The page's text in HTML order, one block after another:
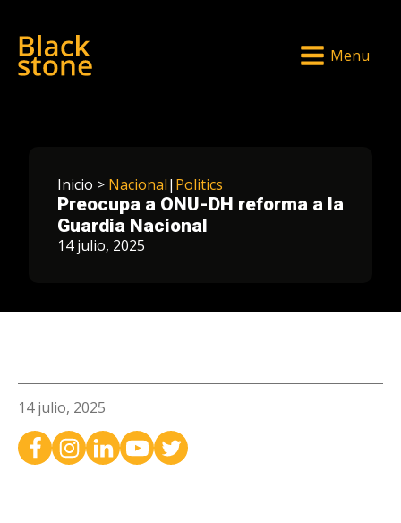
Menu
Inicio > Nacional| Politics
Preocupa a ONU-DH reforma a la
Guardia Nacional
14 julio, 2025
14 julio, 2025